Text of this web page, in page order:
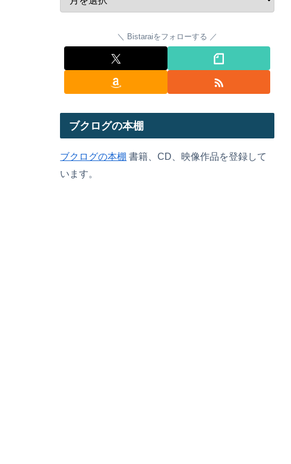
Bistaraiをフォローする
ブクログの本棚
ブクログの本棚 書籍、CD、映像作品を登録して
います。